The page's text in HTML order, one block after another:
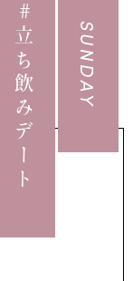
SUNDAY
#立ち飲みデート